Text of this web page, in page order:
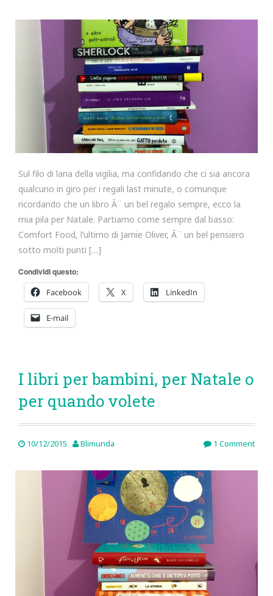
Sul filo di lana della vigilia, ma confidando che ci sia ancora
qualcuno in giro per i regali last minute, o comunque
ricordando che un libro Ã¨ un bel regalo sempre, ecco la
mia pila per Natale. Partiamo come sempre dal basso:
Comfort Food, l’ultimo di Jamie Oliver, Ã¨ un bel pensiero
sotto molti punti […]
Condividi questo:
Facebook
X LinkedIn
E-mail
I libri per bambini, per Natale o
per quando volete
10/12/2015 Blimunda 1 Comment